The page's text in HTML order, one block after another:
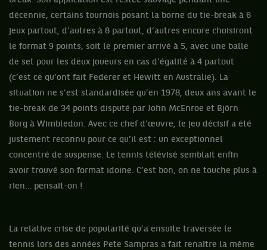
décennie, certains tournois posant la borne du tie-break à 6
jeux partout, d’autres à 8 partout, d’autres encore choisiront
le format 9 points, soit le premier arrivé à 5, avec une balle
de set pour les deux joueurs en cas d’égalité à 4 partout
(c’est ce qu’ont fait Federer et Hewitt en Australie). La
situation ne s’est standardisée qu’en 1978, deux ans avant le
tie-break de 34 points disputé par John McEnroe et Björn
Borg à Wimbledon. Avec ce chef d’œuvre, le jeu décisif a été
justement reconnu pour ce qu’il est : un exceptionnel
concentré de suspense. Le tennis télévisé semblait enfin
avoir trouvé son format idoine. C’est bon, on ne touche plus à
rien… pensait-on !
La relative crise de popularité qu’a ensuite traversée le
tennis lors des années Pete Sampras a fait renaître la même